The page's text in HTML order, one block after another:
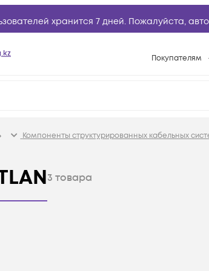
хранится 7 дней. Пожалуйста,
Покупателям
Возврат
Компоненты структурированных кабельных
3 товара